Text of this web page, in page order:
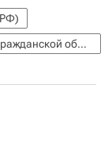
МЧС России (Министерство РФ по делам гражданской обороны, чрезвычайным ситуациям и ликвидации последствий стихийных бедствий)